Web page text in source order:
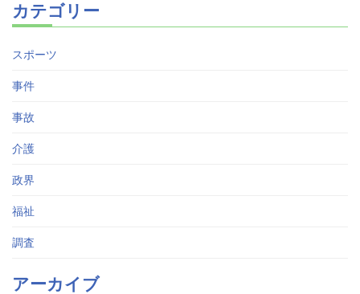
カテゴリー
スポーツ
事件
事故
介護
政界
福祉
調査
アーカイブ